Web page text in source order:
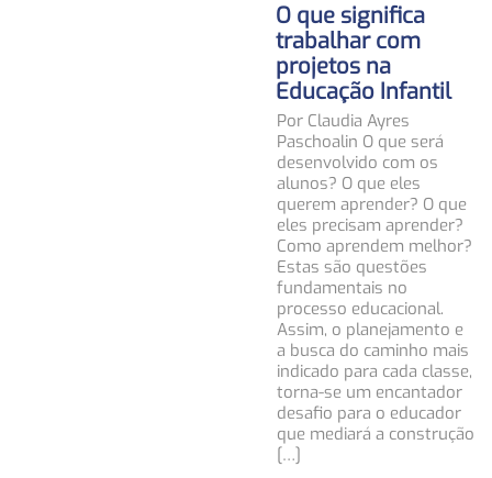
O que significa
trabalhar com
projetos na
Educação Infantil
Por Claudia Ayres
Paschoalin O que será
desenvolvido com os
alunos? O que eles
querem aprender? O que
eles precisam aprender?
Como aprendem melhor?
Estas são questões
fundamentais no
processo educacional.
Assim, o planejamento e
a busca do caminho mais
indicado para cada classe,
torna-se um encantador
desafio para o educador
que mediará a construção
[…]